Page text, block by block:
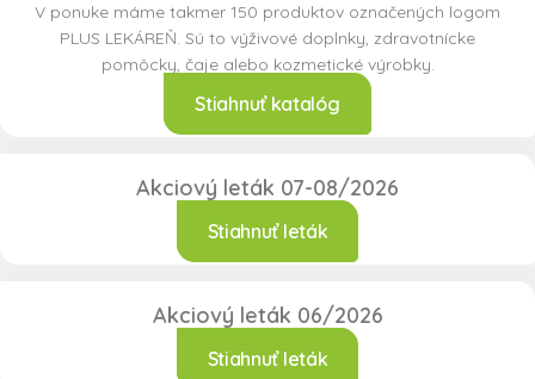
V ponuke máme takmer 150 produktov označených logom
PLUS LEKÁREŇ. Sú to výživové doplnky, zdravotnícke
pomôcky, čaje alebo kozmetické výrobky.
Stiahnuť katalóg
Akciový leták 07-08/2026
Stiahnuť leták
Akciový leták 06/2026
Stiahnuť leták